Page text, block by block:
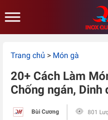
Trang chủ > Món gà
20+ Cách Làm
Chống ngán, Dinh
Bùi Cương 801